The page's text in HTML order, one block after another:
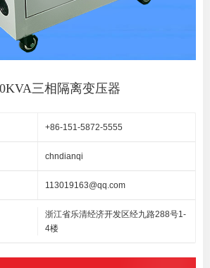
三相隔离变压器
+86-151-5872-5555
chndianqi
113019163@qq.com
浙江省乐清经济开发区经九路288号1-
4楼